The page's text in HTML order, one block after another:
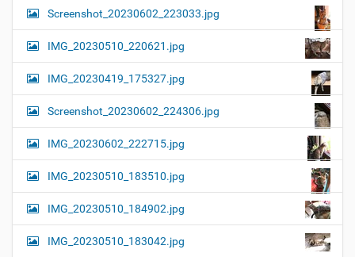
Screenshot_20230602_223033.jpg
IMG_20230510_220621.jpg
IMG_20230419_175327.jpg
Screenshot_20230602_224306.jpg
IMG_20230602_222715.jpg
IMG_20230510_183510.jpg
IMG_20230510_184902.jpg
IMG_20230510_183042.jpg